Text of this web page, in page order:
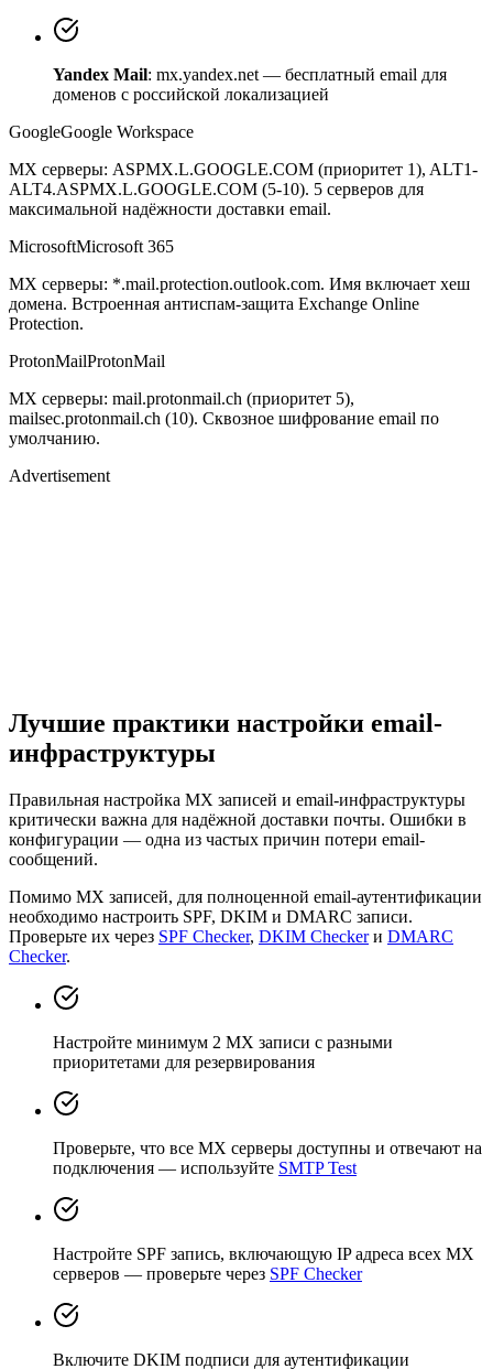
Yandex Mail: mx.yandex.net — бесплатный email для
доменов с российской локализацией
GoogleGoogle Workspace
MX серверы: ASPMX.L.GOOGLE.COM (приоритет 1), ALT1-
ALT4.ASPMX.L.GOOGLE.COM (5-10). 5 серверов для
максимальной надёжности доставки email.
MicrosoftMicrosoft 365
MX серверы: *.mail.protection.outlook.com. Имя включает хеш
домена. Встроенная антиспам-защита Exchange Online
Protection.
ProtonMailProtonMail
MX серверы: mail.protonmail.ch (приоритет 5),
mailsec.protonmail.ch (10). Сквозное шифрование email по
умолчанию.
Advertisement
Лучшие практики настройки email-
инфраструктуры
Правильная настройка MX записей и email-инфраструктуры
критически важна для надёжной доставки почты. Ошибки в
конфигурации — одна из частых причин потери email-
сообщений.
Помимо MX записей, для полноценной email-аутентификации
необходимо настроить SPF, DKIM и DMARC записи.
Проверьте их через SPF Checker, DKIM Checkerи DMARC
Checker.
Настройте минимум 2 MX записи с разными
приоритетами для резервирования
Проверьте, что все MX серверы доступны и отвечают на
подключения — используйте SMTP Test
Настройте SPF запись, включающую IP адреса всех MX
серверов — проверьте через SPF Checker
Включите DKIM подписи для аутентификации